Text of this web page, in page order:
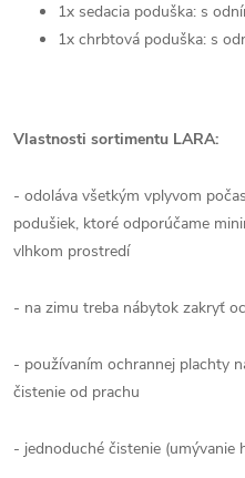
1x sedacia poduška: s
1x chrbtová poduška: s
Vlastnosti sortimentu LARA:
- odoláva všetkým vplyvom
podušiek, ktoré odporúčame
vlhkom prostredí
- na zimu treba nábytok zakryť
- používaním ochrannej plachty
čistenie od prachu
- jednoduché čistenie (umývanie